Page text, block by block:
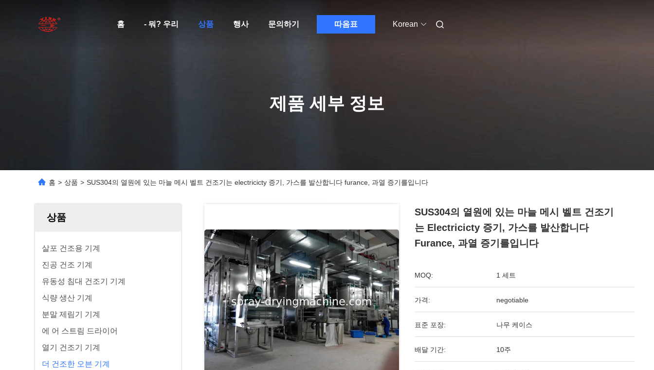
홈 - 뭐? 우리 상품 행사 문의하기 따옴표 Korean
제품 세부 정보
홈 > 상품 > SUS304의 열원에 있는 마늘 메시 벨트 건조기는 electricicty 증기, 가스를 발산합니다 furance, 과열 증기를입니다
상품
살포 건조용 기계
진공 건조 기계
유동성 침대 건조기 기계
식량 생산 기계
분말 제림기 기계
에 어 스트림 드라이어
열기 건조기 기계
더 건조한 오븐 기계
SUS304의 열원에 있는 마늘 메시 벨트 건조기
는 Electricicty 증기, 가스를 발산합니다
Furance, 과열 증기를입니다
MOQ: 1 세트
가격: negotiable
표준 포장: 나무 케이스
배달 기간: 10주